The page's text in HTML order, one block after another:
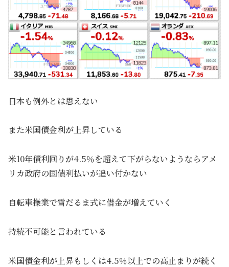
日本も例外とは思えない
また米国債金利が上昇している
米10年債利回りが4.5％を超えて下がらないようならアメ
リカ政府の国債利払いが追い付かない
自転車操業で雪だるま式に借金が増えていく
持続不可能と言われている
米国債金利が上昇もしくは4.5％以上での高止まりが続く